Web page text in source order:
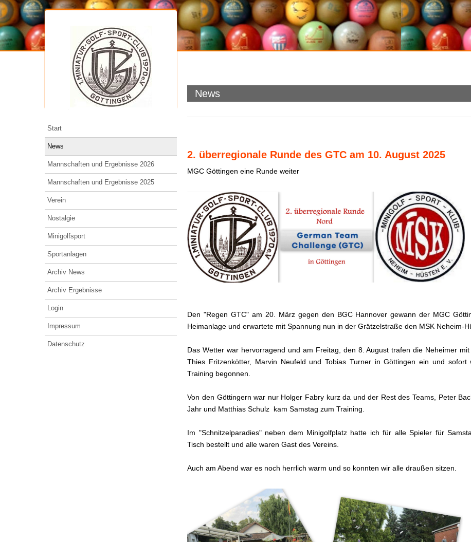
Start
News
Mannschaften und Ergebnisse 2026
Mannschaften und Ergebnisse 2025
Verein
Nostalgie
Minigolfsport
Sportanlagen
Archiv News
Archiv Ergebnisse
Login
Impressum
Datenschutz
News
2. überregionale Runde des GTC am 10. August 2025
MGC Göttingen eine Runde weiter
Den "Regen GTC" am 20. März gegen den BGC Hannover gewann der MGC
Heimanlage und erwartete mit Spannung nun in der Grätzelstraße den MSK Neheim-
Das Wetter war hervorragend und am Freitag, den 8. August trafen die Neheimer mit
Thies Fritzenkötter, Marvin Neufeld und Tobias Turner in Göttingen ein und sofort
Training begonnen.
Von den Göttingern war nur Holger Fabry kurz da und der Rest des Teams, Peter
Jahr und Matthias Schulz kam Samstag zum Training.
Im "Schnitzelparadies" neben dem Minigolfplatz hatte ich für alle Spieler für
Tisch bestellt und alle waren Gast des Vereins.
Auch am Abend war es noch herrlich warm und so konnten wir alle draußen sitzen.